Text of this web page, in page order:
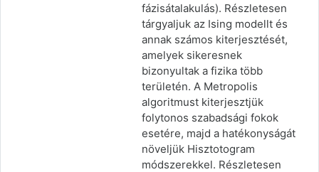
fázisátalakulás). Részletesen
tárgyaljuk az Ising modellt és
annak számos kiterjesztését,
amelyek sikeresnek
bizonyultak a fizika több
területén. A Metropolis
algoritmust kiterjesztjük
folytonos szabadsági fokok
esetére, majd a hatékonyságát
növeljük Hisztotogram
módszerekkel. Részletesen